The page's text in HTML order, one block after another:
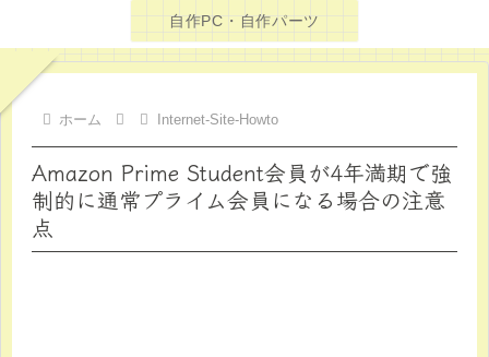
自作PC・自作パーツ
ホーム Internet-Site-Howto
Amazon Prime Student会員が4年満期で強
制的に通常プライム会員になる場合の注意
点